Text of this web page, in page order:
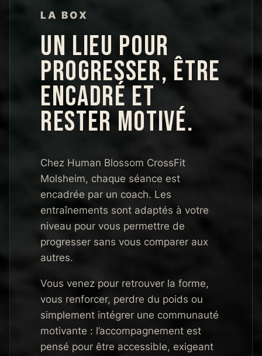
LA BOX
UN LIEU POUR
PROGRESSER, ÊTRE
ENCADRÉ ET
RESTER MOTIVÉ.
Chez Human Blossom CrossFit
Molsheim, chaque séance est
encadrée par un coach. Les
entraînements sont adaptés à votre
niveau pour vous permettre de
progresser sans vous comparer aux
autres.
Vous venez pour retrouver la forme,
vous renforcer, perdre du poids ou
simplement intégrer une communauté
motivante : l’accompagnement est
pensé pour être accessible, exigeant